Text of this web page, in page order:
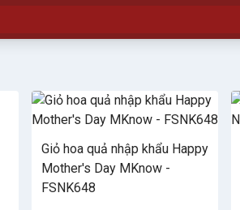
Giỏ hoa quả nhập khẩu Happy
Mother's Day MKnow -
FSNK648